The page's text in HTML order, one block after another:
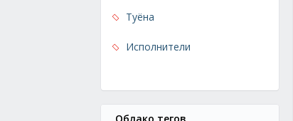
Туёна
Исполнители